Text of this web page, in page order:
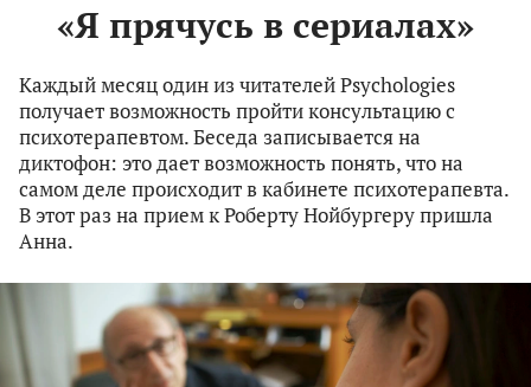
«Я прячусь в сериалах»
Каждый месяц один из читателей Psychologies
получает возможность пройти консультацию с
психотерапевтом. Беседа записывается на
диктофон: это дает возможность понять, что на
самом деле происходит в кабинете психотерапевта.
В этот раз на прием к Роберту Нойбургеру пришла
Анна.